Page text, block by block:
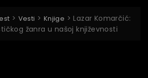
> Vesti > Knjige >Lazar Komarčić:
žanra u našoj književnosti